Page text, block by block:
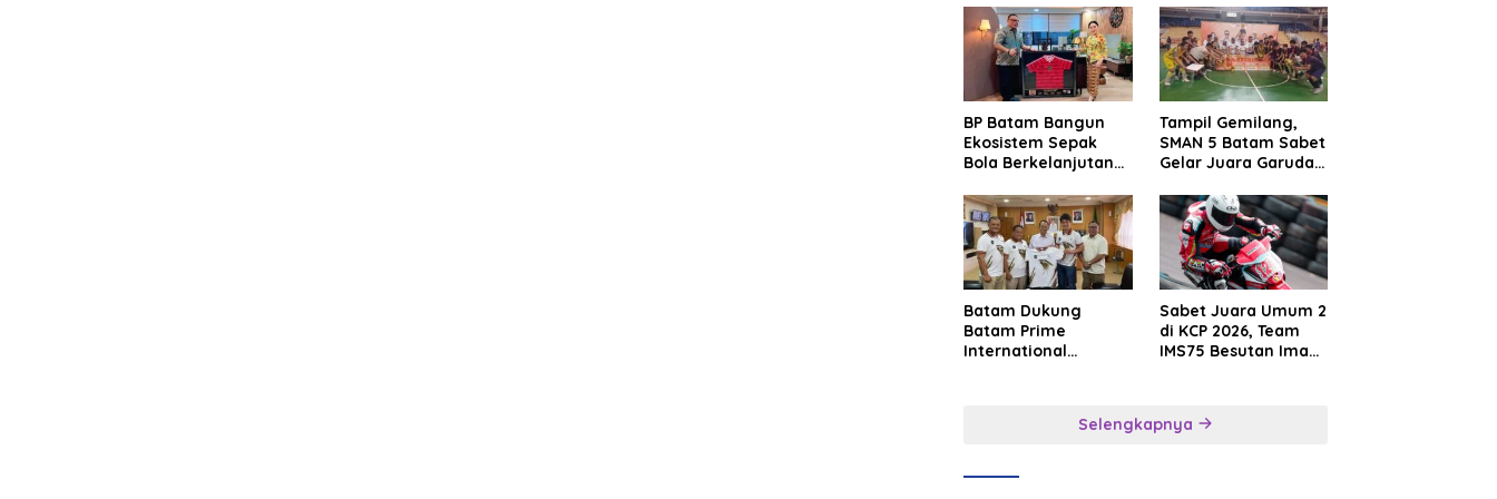
BP Batam Bangun
Ekosistem Sepak
Bola Berkelanjutan
Premier FC
Tampil Gemilang,
SMAN 5 Batam Sabet
Gelar Juara Garuda
2026
Batam Dukung
Batam Prime
International
Indonesia–
Sabet Juara Umum 2
di KCP 2026, Team
IMS75 Besutan Iman
Selengkapnya